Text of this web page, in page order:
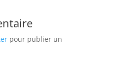
pour publier un